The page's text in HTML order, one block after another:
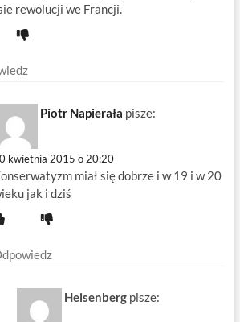
rewolucji we Francji.
Piotr Napierała pisze:
kwietnia 2015 o 20:20
miał się dobrze i w 19 i w 20
jak i dziś
Heisenberg pisze: